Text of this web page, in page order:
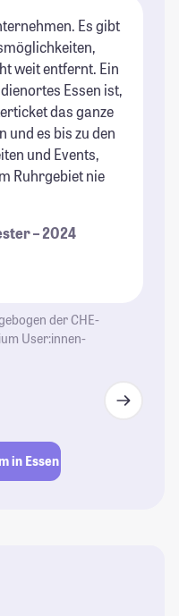
Es gibt
weit entfernt. Ein
Essen ist,
das ganze
und es bis zu den
und Events,
Ruhrgebiet nie
– 2024
der CHE-
User:innen-
in Essen